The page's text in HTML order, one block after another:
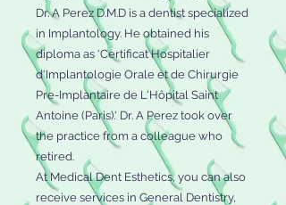
Dr. A Perez D.M.D is a dentist specialized
in Implantology. He obtained his
diploma as 'Certificat Hospitalier
d'Implantologie Orale et de Chirurgie
Pre-Implantaire de L'Hôpital Saint
Antoine (Paris).' Dr. A Perez took over
the practice from a colleague who
retired.
At Medical Dent Esthetics, you can also
receive services in General Dentistry,